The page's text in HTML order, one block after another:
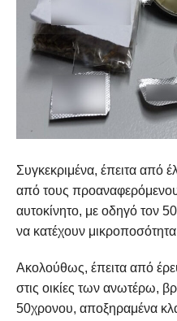
Συγκεκριμένα, έπειτα από
από τους
αυτοκίνητο, με οδηγό τον
να κατέχουν
Ακολούθως, έπειτα από
στις οικίες των ανωτέρω,
50χρονου, αποξηραμένα